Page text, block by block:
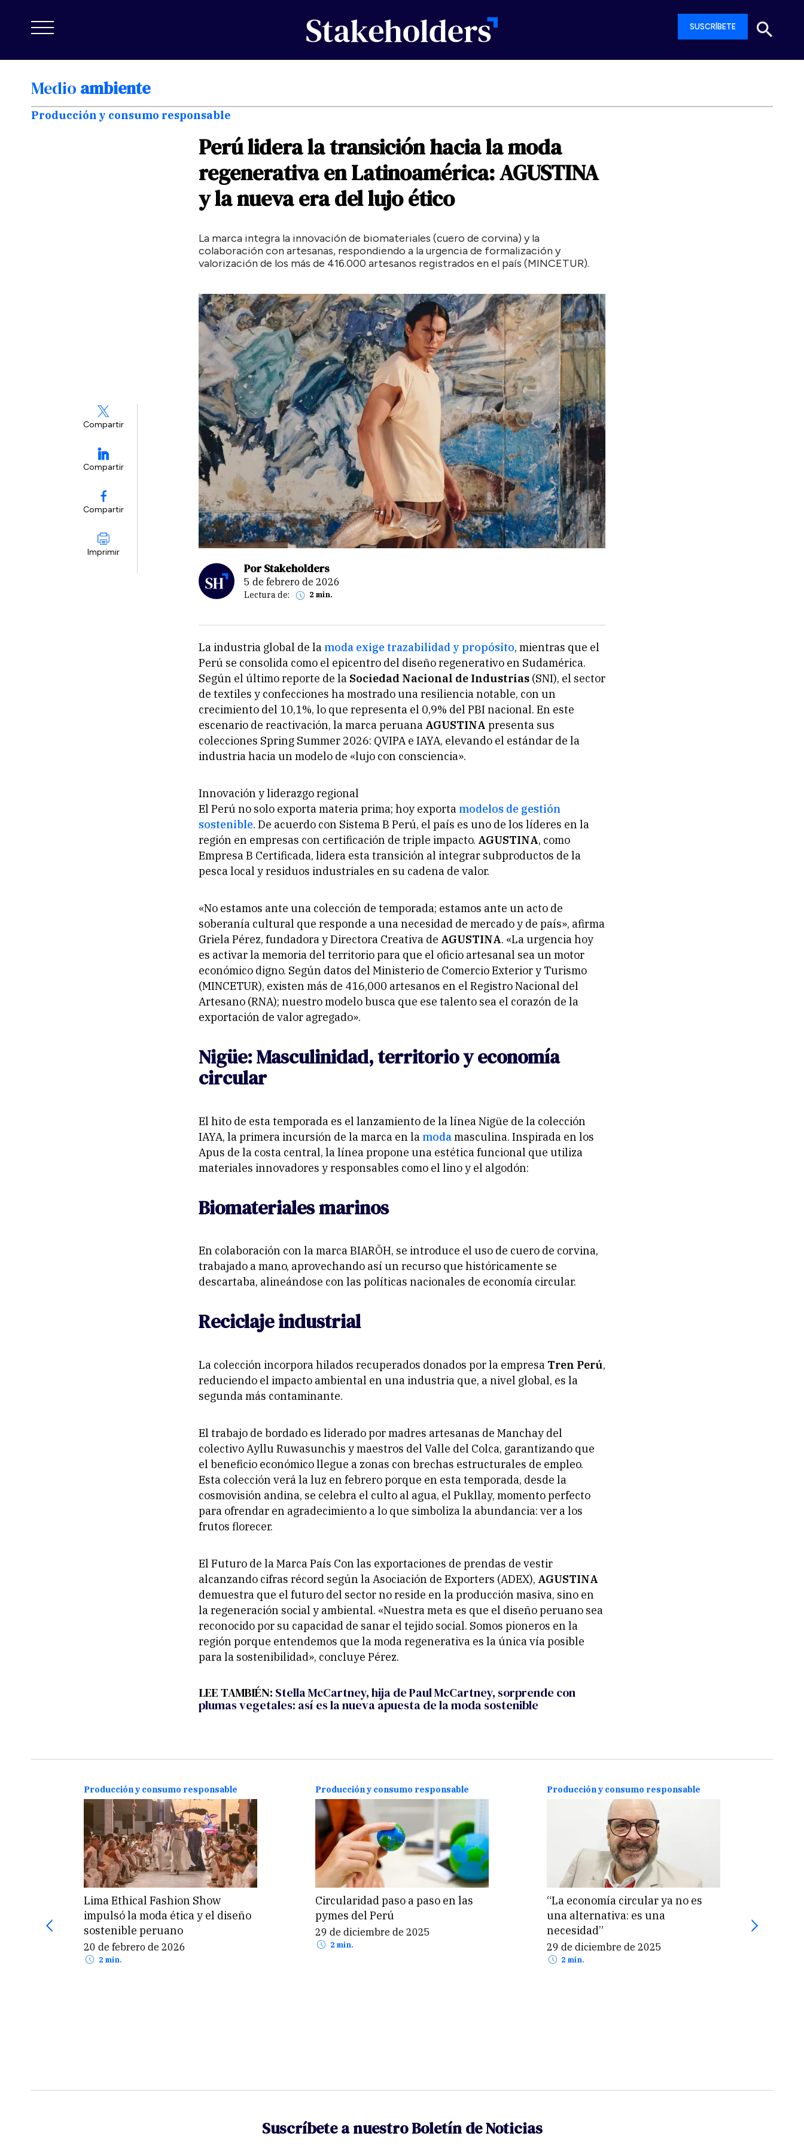
SUSCRÍBETE
Medio ambiente
Producción y consumo responsable
Compartir
Compartir
Compartir
Imprimir
Perúlideralatransiciónhacialamoda
regenerativaenLatinoamérica:AGUSTINA
ylanuevaeradellujoético
La marca integra la innovación de biomateriales (cuero de corvina) y la
colaboración con artesanas, respondiendo a la urgencia de formalización y
valorización de los más de 416.000 artesanos registrados en el país (MINCETUR).
Por Stakeholders
5 de febrero de 2026
Lectura de: 2 min.
La industria global de la moda exige trazabilidad y propósito, mientras que el
Perú se consolida como el epicentro del diseño regenerativo en Sudamérica.
Según el último reporte de la Sociedad Nacional de Industrias (SNI), el sector
de textiles y confecciones ha mostrado una resiliencia notable, con un
crecimiento del 10,1%, lo que representa el 0,9% del PBI nacional. En este
escenario de reactivación, la marca peruana AGUSTINA presenta sus
colecciones Spring Summer 2026: QVIPA e IAYA, elevando el estándar de la
industria hacia un modelo de «lujo con consciencia».
Innovación y liderazgo regional
El Perú no solo exporta materia prima; hoy exporta modelos de gestión
sostenible. De acuerdo con Sistema B Perú, el país es uno de los líderes en la
región en empresas con certificación de triple impacto. AGUSTINA, como
Empresa B Certificada, lidera esta transición al integrar subproductos de la
pesca local y residuos industriales en su cadena de valor.
«No estamos ante una colección de temporada; estamos ante un acto de
soberanía cultural que responde a una necesidad de mercado y de país», afirma
Griela Pérez, fundadora y Directora Creativa de AGUSTINA. «La urgencia hoy
es activar la memoria del territorio para que el oficio artesanal sea un motor
económico digno. Según datos del Ministerio de Comercio Exterior y Turismo
(MINCETUR), existen más de 416,000 artesanos en el Registro Nacional del
Artesano (RNA); nuestro modelo busca que ese talento sea el corazón de la
exportación de valor agregado».
Nigüe: Masculinidad, territorio y economía
circular
El hito de esta temporada es el lanzamiento de la línea Nigüe de la colección
IAYA, la primera incursión de la marca en la modamasculina. Inspirada en los
Apus de la costa central, la línea propone una estética funcional que utiliza
materiales innovadores y responsables como el lino y el algodón:
Biomateriales marinos
En colaboración con la marca BIARŌH, se introduce el uso de cuero de corvina,
trabajado a mano, aprovechando así un recurso que históricamente se
descartaba, alineándose con las políticas nacionales de economía circular.
Reciclaje industrial
La colección incorpora hilados recuperados donados por la empresa Tren Perú,
reduciendo el impacto ambiental en una industria que, a nivel global, es la
segunda más contaminante.
El trabajo de bordado es liderado por madres artesanas de Manchay del
colectivo Ayllu Ruwasunchis y maestros del Valle del Colca, garantizando que
el beneficio económico llegue a zonas con brechas estructurales de empleo.
Esta colección verá la luz en febrero porque en esta temporada, desde la
cosmovisión andina, se celebra el culto al agua, el Pukllay, momento perfecto
para ofrendar en agradecimiento a lo que simboliza la abundancia: ver a los
frutos florecer.
El Futuro de la Marca País Con las exportaciones de prendas de vestir
alcanzando cifras récord según la Asociación de Exporters (ADEX), AGUSTINA
demuestra que el futuro del sector no reside en la producción masiva, sino en
la regeneración social y ambiental. «Nuestra meta es que el diseño peruano sea
reconocido por su capacidad de sanar el tejido social. Somos pioneros en la
región porque entendemos que la moda regenerativa es la única vía posible
para la sostenibilidad», concluye Pérez.
LEE TAMBIÉN: Stella McCartney, hija de Paul McCartney, sorprende con
plumas vegetales: así es la nueva apuesta de la moda sostenible
Producción y consumo responsable
Lima Ethical Fashion Show
impulsó la moda ética y el diseño
sostenible peruano
20 de febrero de 2026
2 min.
Producción y consumo responsable
Circularidad paso a paso en las
pymes del Perú
29 de diciembre de 2025
2 min.
Producción y consumo responsable
“La economía circular ya no es
una alternativa: es una
necesidad”
29 de diciembre de 2025
2 min.
Suscríbete a nuestro Boletín de Noticias